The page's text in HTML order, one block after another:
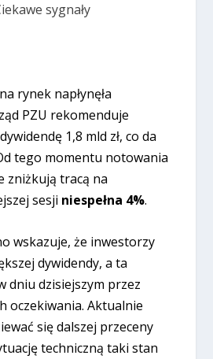
sygnały
rynek napłynęła
PZU rekomenduje
1,8 mld zł, co da
tego momentu notowania
zniżkują tracą na
sesji niespełna 4%.
wskazuje, że inwestorzy
dywidendy, a ta
dniu dzisiejszym przez
oczekiwania. Aktualnie
się dalszej przeceny
techniczną taki stan